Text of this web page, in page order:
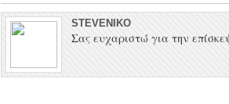
STEVENIKO
Σας ευχαριστώ για την